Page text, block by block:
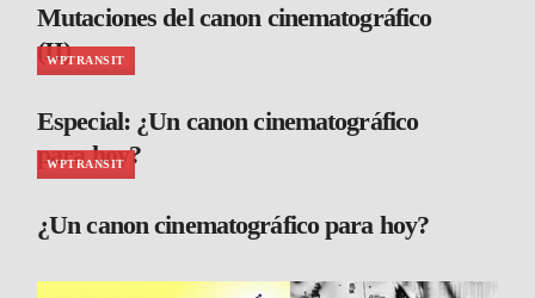
Mutaciones del canon cinematográfico
(II)
WPTRANSIT
Especial: ¿Un canon cinematográfico
para hoy?
WPTRANSIT
¿Un canon cinematográfico para hoy?